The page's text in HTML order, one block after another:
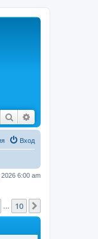
Поиск
Вход
6:00 am
10